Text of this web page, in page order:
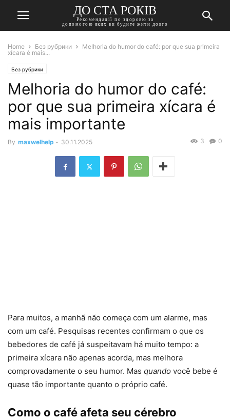
ДО СТА РОКІВ
Рекомендації по здоровю за
допомогою яких ви будите жити довго
Home Без рубрики
Melhoria do humor do café: por que sua primeira
xícara é mais...
Без рубрики
Melhoria do humor do café:
por que sua primeira xícara é
mais importante
By maxwelhelp - 30.11.2025 0
3
Para muitos, a manhã não começa com um alarme, mas
com um café. Pesquisas recentes confirmam o que os
bebedores de café já suspeitavam há muito tempo: a
primeira xícara não apenas acorda, mas melhora
comprovadamente o seu humor. Mas quando você bebe é
quase tão importante quanto o próprio café.
Como o café afeta seu cérebro